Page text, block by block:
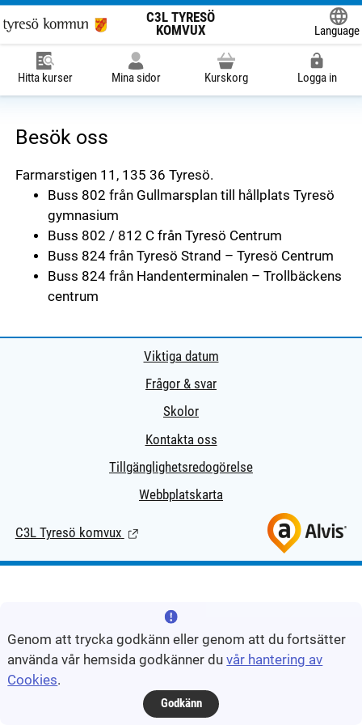
C3L TYRESÖ
KOMVUX
Language
Hitta kurser Mina sidor Kurskorg Logga in
Besök oss
Farmarstigen 11, 135 36 Tyresö.
Buss 802 från Gullmarsplan till hållplats Tyresö
gymnasium
Buss 802 / 812 C från Tyresö Centrum
Buss 824 från Tyresö Strand – Tyresö Centrum
Buss 824 från Handenterminalen – Trollbäckens
centrum
Viktiga datum
Frågor & svar
Skolor
Kontakta oss
Tillgänglighetsredogörelse
Webbplatskarta
C3L Tyresö komvux (Länk till extern sida.)
Genom att trycka godkänn eller genom att du fortsätter
använda vår hemsida godkänner duvår hantering av
Cookies.
Godkänn